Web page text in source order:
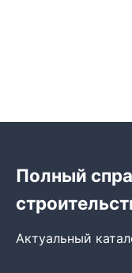
Полный
Актуальный